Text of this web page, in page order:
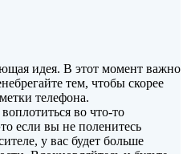
идея. В этот момент важно
тем, чтобы скорее
телефона.
во что-то
если вы не поленитесь
у вас будет больше